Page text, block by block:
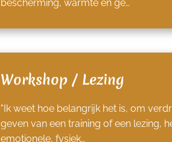
bescherming, warmte en ge…
Workshop / Lezing
"Ik weet hoe belangrijk het is, om
geven van een training of een lezing,
emotionele, fysiek…